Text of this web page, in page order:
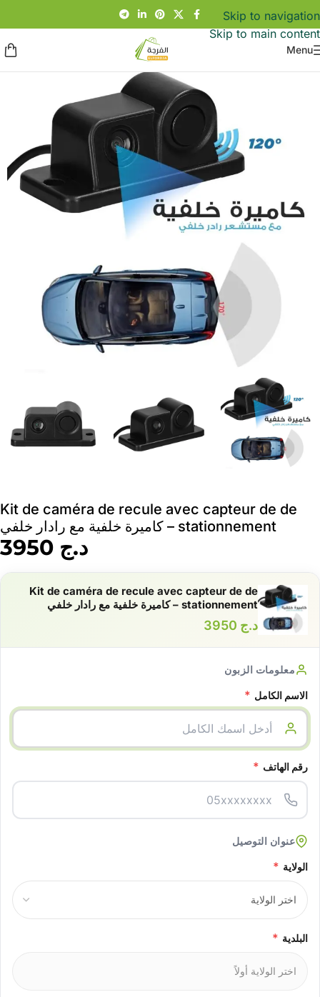
Skip to navigation
Skip to main content
Menu
Kit de caméra de recule avec capteur de de
stationnement – كاميرة خلفية مع رادار خلفي
د.ج
Kit de caméra de recule avec capteur de de
stationnement – كاميرة خلفية مع رادار خلفي
د.ج
معلومات الزبون
الاسم الكامل *
رقم الهاتف *
عنوان التوصيل
الولاية *
البلدية *